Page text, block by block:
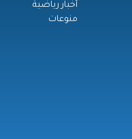
أخبار رياضية
منوعات